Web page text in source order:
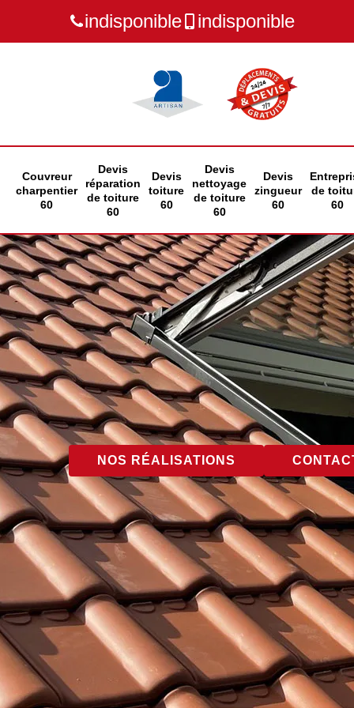
indisponible indisponible
Couvreur
charpentier
60
Devis
réparation
de toiture
60
Devis
toiture
60
Devis
nettoyage
de toiture
60
Devis
zingueur
60
de
60
NOS RÉALISATIONS